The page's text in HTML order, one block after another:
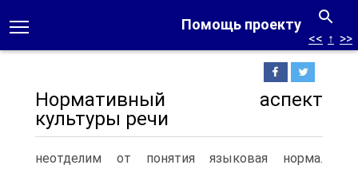
Помощь проекту
<< ↑ >>
Нормативный аспект
культуры речи
неотделим от понятия языковая норма.